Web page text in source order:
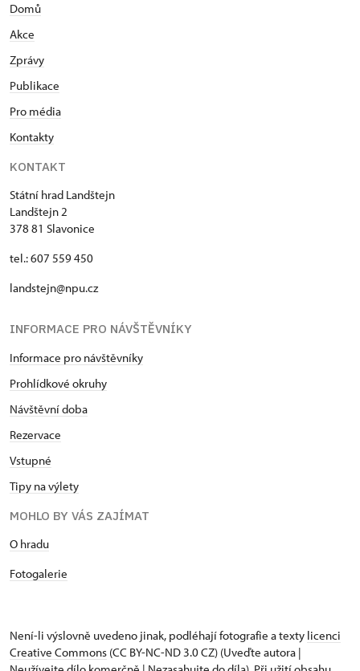
Domů
Akce
Zprávy
Publikace
Pro média
Kontakty
KONTAKT
Státní hrad Landštejn
Landštejn 2
378 81 Slavonice
tel.: 607 559 450
landstejn@npu.cz
INFORMACE PRO NÁVŠTĚVNÍKY
Informace pro návštěvníky
Prohlídkové okruhy
Návštěvní doba
Rezervace
Vstupné
Tipy na výlety
MOHLO BY VÁS ZAJÍMAT
O hradu
Fotogalerie
Není-li výslovně uvedeno jinak, podléhají fotografie a texty licenci
Creative Commons (CC BY-NC-ND 3.0 CZ) (Uveďte autora |